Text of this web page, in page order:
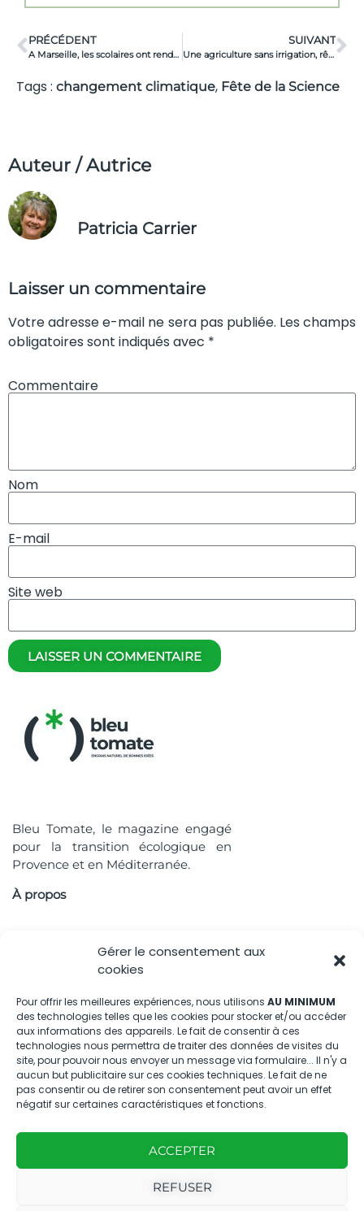
Gérer le consentement aux
cookies
Pour offrir les meilleures expériences, nous utilisons AU MINIMUM
des technologies telles que les cookies pour stocker et/ou accéder
aux informations des appareils. Le fait de consentir à ces
technologies nous permettra de traiter des données de visites du
site, pour pouvoir nous envoyer un message via formulaire... Il n'y a
aucun but publicitaire sur ces cookies techniques. Le fait de ne
pas consentir ou de retirer son consentement peut avoir un effet
négatif sur certaines caractéristiques et fonctions.
ACCEPTER
REFUSER
PRÉCÉDENT
A Marseille, les scolaires ont rendez vous avec les sciences et l’innovation
SUIVANT
Une agriculture sans irrigation, rêve ou réalité ?
Tags : changement climatique, Fête de la Science
Auteur / Autrice
Patricia Carrier
Laisser un commentaire
Votre adresse e-mail ne sera pas publiée. Les champs
obligatoires sont indiqués avec *
Commentaire
Nom
E-mail
Site web
LAISSER UN COMMENTAIRE
Bleu Tomate, le magazine engagé
pour la transition écologique en
Provence et en Méditerranée.
À propos
Accès rapide
Nous contacter
04.88.08.75.28
contactBT@bleu-tomate.fr
Kit média
Kit média Bleu Tomate